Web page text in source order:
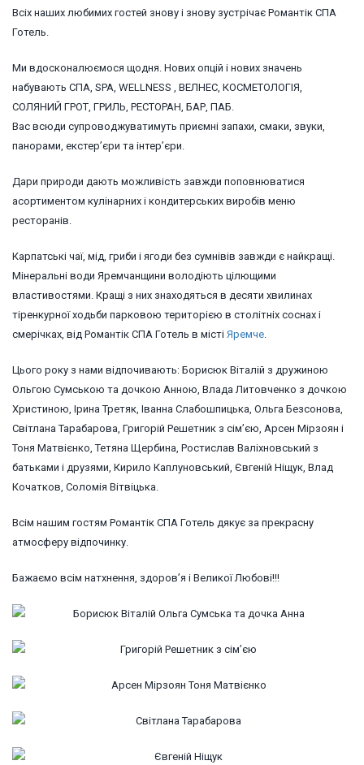
Всіх наших любимих гостей знову і знову зустрічає Романтік СПА
Готель.
Ми вдосконалюємося щодня. Нових опцій і нових значень
набувають СПА, SPA, WELLNESS , ВЕЛНЕС, КОСМЕТОЛОГІЯ,
СОЛЯНИЙ ГРОТ, ГРИЛЬ, РЕСТОРАН, БАР, ПАБ.
Вас всюди супроводжуватимуть приємні запахи, смаки, звуки,
панорами, екстер’єри та інтер’єри.
Дари природи дають можливість завжди поповнюватися
асортиментом кулінарних і кондитерських виробів меню
ресторанів.
Карпатські чаї, мід, гриби і ягоди без сумнівів завжди є найкращі.
Мінеральні води Яремчанщини володіють цілющими
властивостями. Кращі з них знаходяться в десяти хвилинах
тіренкурної ходьби парковою територією в столітніх соснах і
смерічках, від Романтік СПА Готель в місті Яремче.
Цього року з нами відпочивають: Борисюк Віталій з дружиною
Ольгою Сумською та дочкою Анною, Влада Литовченко з дочкою
Христиною, Ірина Третяк, Іванна Слабошпицька, Ольга Безсонова,
Світлана Тарабарова, Григорій Решетник з сім’єю, Арсен Мірзоян і
Тоня Матвієнко, Тетяна Щербина, Ростислав Валіхновський з
батьками і друзями, Кирило Каплуновський, Євгеній Ніщук, Влад
Кочатков, Соломія Вітвіцька.
Всім нашим гостям Романтік СПА Готель дякує за прекрасну
атмосферу відпочинку.
Бажаємо всім натхнення, здоров’я і Великої Любові!!!